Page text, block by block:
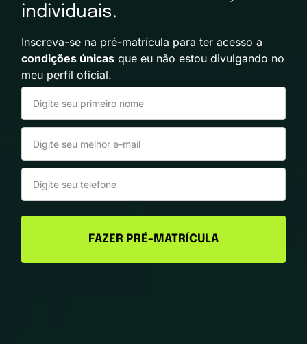
individuais.
Inscreva-se na pré-matrícula para ter acesso a
condições únicas que eu não estou divulgando no
meu perfil oficial.
FAZER PRÉ-MATRÍCULA